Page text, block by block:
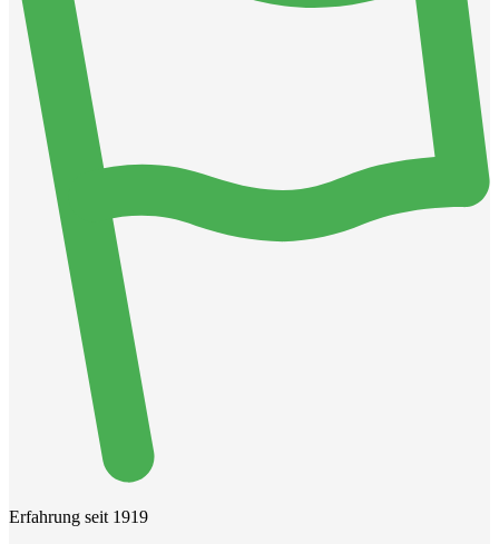
Erfahrung seit 1919